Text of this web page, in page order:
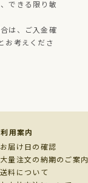
できる限り敏
は、ご入金確
お考えくださ
用案内
お届け日の確認
大量注文の納期のご案内
送料について